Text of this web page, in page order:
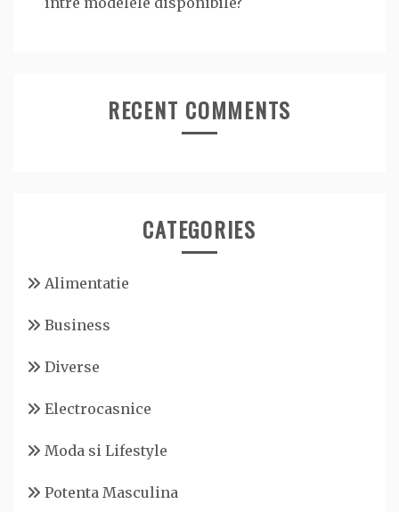
RECENT COMMENTS
CATEGORIES
Alimentatie
Business
Diverse
Electrocasnice
Moda si Lifestyle
Potenta Masculina